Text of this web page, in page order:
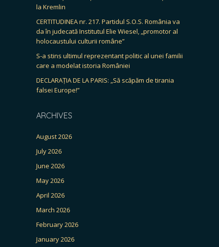
la Kremlin
CERTITUDINEA nr. 217. Partidul S.O.S. România va
da în judecată Institutul Elie Wiesel, „promotor al
holocaustului culturii române”
S-a stins ultimul reprezentant politic al unei familii
care a modelat istoria României
DECLARAȚIA DE LA PARIS: „Să scăpăm de tirania
falsei Europe!”
ARCHIVES
August 2026
July 2026
June 2026
May 2026
April 2026
March 2026
February 2026
January 2026